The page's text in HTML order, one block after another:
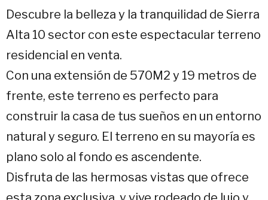
Descubre la belleza y la tranquilidad de Sierra
Alta 10 sector con este espectacular terreno
residencial en venta.
Con una extensión de 570M2 y 19 metros de
frente, este terreno es perfecto para
construir la casa de tus sueños en un entorno
natural y seguro. El terreno en su mayoría es
plano solo al fondo es ascendente.
Disfruta de las hermosas vistas que ofrece